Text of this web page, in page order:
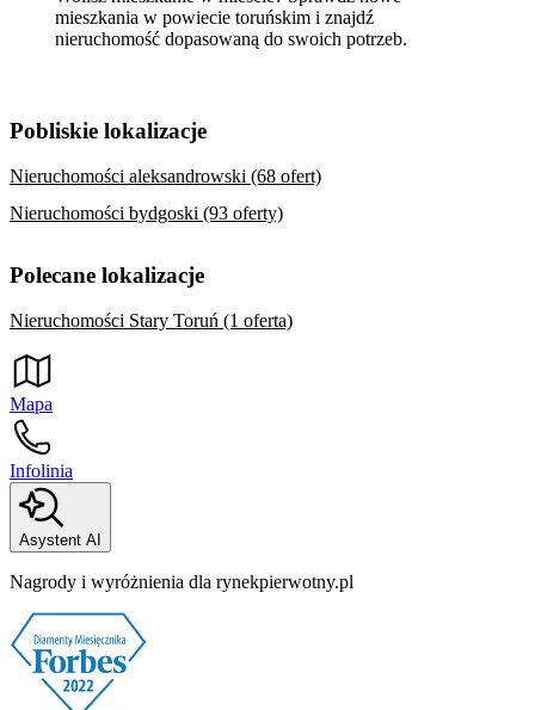
mieszkania w powiecie toruńskim i znajdź
nieruchomość dopasowaną do swoich potrzeb.
Pobliskie lokalizacje
Nieruchomości aleksandrowski (68 ofert)
Nieruchomości bydgoski (93 oferty)
Polecane lokalizacje
Nieruchomości Stary Toruń (1 oferta)
Mapa
Infolinia
Asystent AI
Nagrody i wyróżnienia dla rynekpierwotny.pl